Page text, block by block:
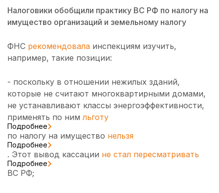
Налоговики обобщили практику ВС РФ по налогу на
имущество организаций и земельному налогу
ФНС рекомендовала инспекциям изучить,
например, такие позиции:
- поскольку в отношении нежилых зданий,
которые не считают многоквартирными домами,
не устанавливают классы энергоэффективности,
применять по нимльготу
Подробнее
по налогу на имущество нельзя
Подробнее
. Этот вывод кассации не стал пересматривать
Подробнее
ВС РФ;